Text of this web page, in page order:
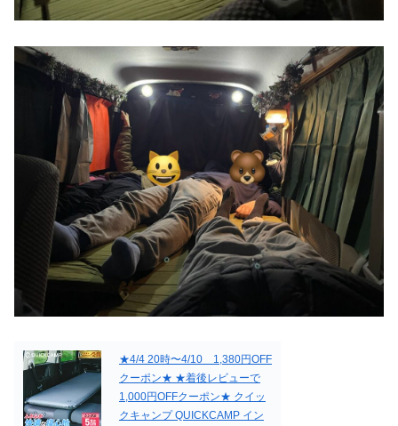
★4/4 20時〜4/10 1,380円OFF
クーポン★ ★着後レビューで
1,000円OFFクーポン★ クイッ
クキャンプ QUICKCAMP イン